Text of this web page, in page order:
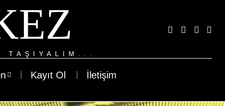
TAŞIYALIM...
Kayıt Ol İletişim